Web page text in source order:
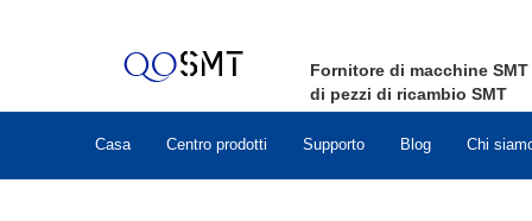
Fornitore di macchine SMT
di pezzi di ricambio SMT
Casa Centro prodotti Supporto Blog Chi